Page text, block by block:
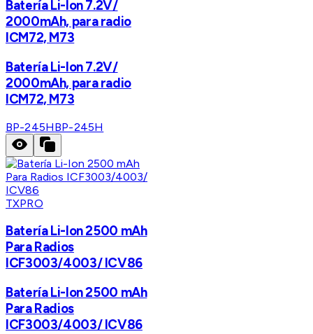
Batería Li-Ion 7.2V/
2000mAh, para radio
ICM72, M73
Batería Li-Ion 7.2V/
2000mAh, para radio
ICM72, M73
BP-245HBP-245H
TXPRO
Batería Li-Ion 2500 mAh
Para Radios
ICF3003/4003/ ICV86
Batería Li-Ion 2500 mAh
Para Radios
ICF3003/4003/ ICV86